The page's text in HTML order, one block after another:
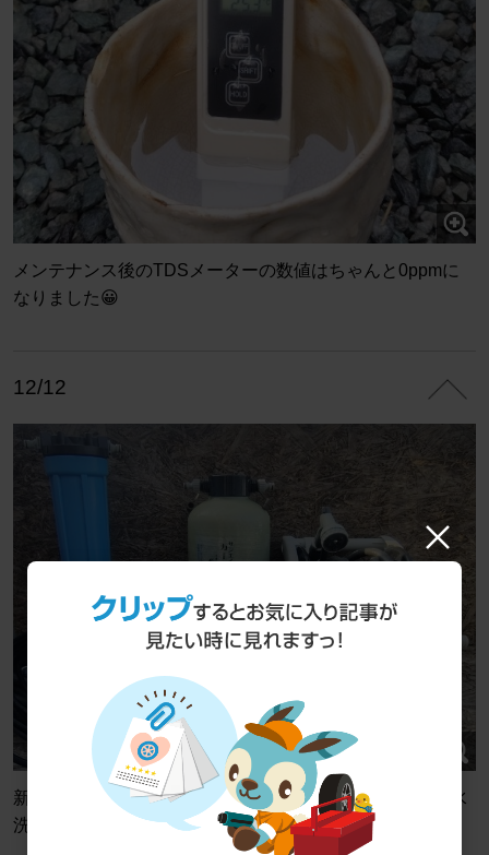
メンテナンス後のTDSメーターの数値はちゃんと0ppmに
なりました😀
12/12
新しいアイテムも導入しましたので、これからはこの純水
洗車システムで洗車を楽しもうと思います😄